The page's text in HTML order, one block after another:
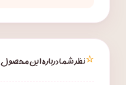
⭐نظر شما درباره این محصول